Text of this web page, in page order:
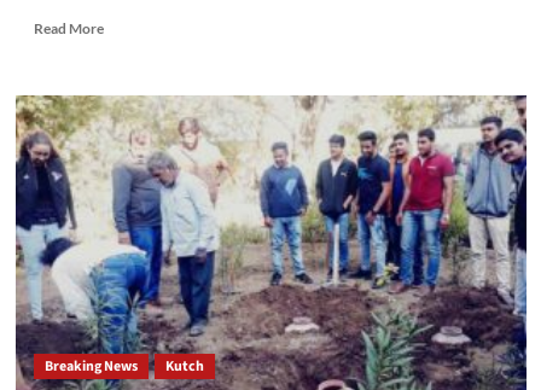
Read MoreRead
ભુજમાં
સીએએના
સમર્થનમાં
જંગી
રેલી
અને
અઢીસો
ફૂટ
લાંબા
ધ્વજ
સાથે
તિરંગા
યાત્રા
Breaking News Kutch